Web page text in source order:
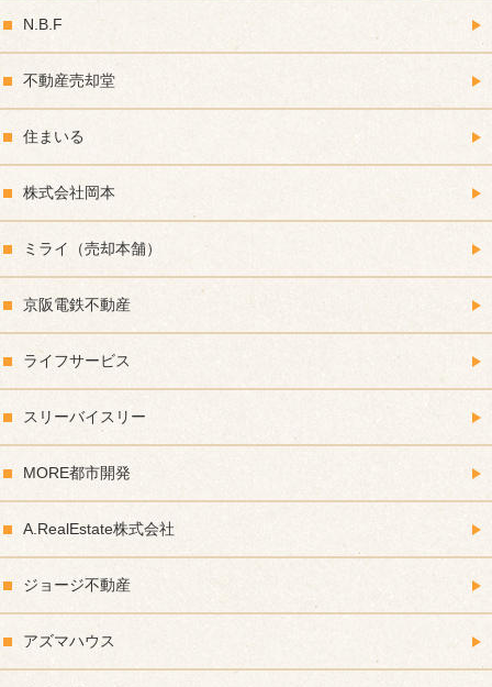
N.B.F
不動産売却堂
住まいる
株式会社岡本
ミライ（売却本舗）
京阪電鉄不動産
ライフサービス
スリーバイスリー
MORE都市開発
A.RealEstate株式会社
ジョージ不動産
アズマハウス